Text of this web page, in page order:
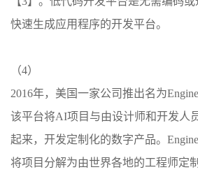
快速生成应用程序的开发平台。
（4）
2016年，美国一家公司推出名为
该平台将AI项目与由设计师和开发人
起来，开发定制化的数字产品。
将项目分解为由世界各地的工程师定